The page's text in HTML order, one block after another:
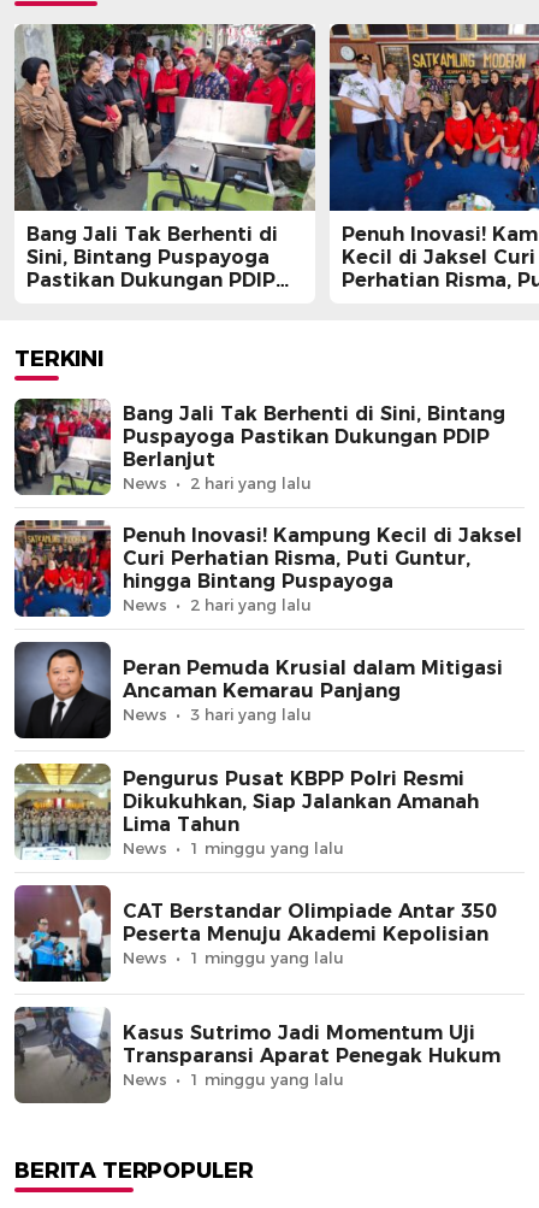
Bang Jali Tak Berhenti di
Sini, Bintang Puspayoga
Pastikan Dukungan PDIP
Penuh Inovasi!
Kecil di Jaksel Curi
Perhatian Risma,
TERKINI
Bang Jali Tak Berhenti di Sini, Bintang
Puspayoga Pastikan Dukungan PDIP
Berlanjut
News 2 hari yang lalu
Penuh Inovasi! Kampung Kecil di Jaksel
Curi Perhatian Risma, Puti Guntur,
hingga Bintang Puspayoga
News 2 hari yang lalu
Peran Pemuda Krusial dalam Mitigasi
Ancaman Kemarau Panjang
News 3 hari yang lalu
Pengurus Pusat KBPP Polri Resmi
Dikukuhkan, Siap Jalankan Amanah
Lima Tahun
News 1 minggu yang lalu
CAT Berstandar Olimpiade Antar 350
Peserta Menuju Akademi Kepolisian
News 1 minggu yang lalu
Kasus Sutrimo Jadi Momentum Uji
Transparansi Aparat Penegak Hukum
News 1 minggu yang lalu
BERITA TERPOPULER